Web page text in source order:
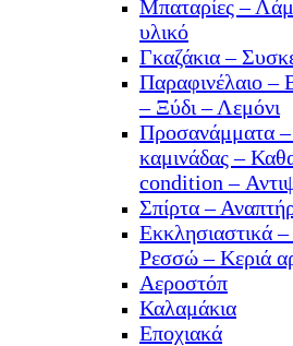
Μπαταρίες –
υλικό
Γκαζάκια –
Παραφινέλαιο –
– Ξύδι – Λεμόνι
Προσανάμματα –
καμινάδας –
condition –
Σπίρτα –
Εκκλησιαστικά
Ρεσσώ – Κεριά
Αεροστόπ
Καλαμάκια
Εποχιακά